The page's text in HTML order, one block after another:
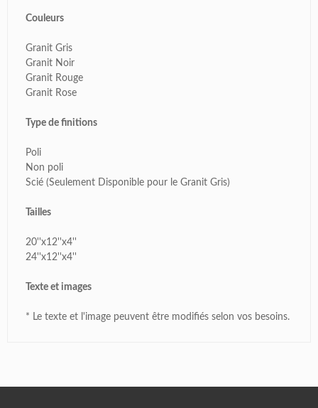
Couleurs
Granit Gris
Granit Noir
Granit Rouge
Granit Rose
Type de finitions
Poli
Non poli
Scié (Seulement Disponible pour le Granit Gris)
Tailles
20''x12''x4''
24''x12''x4''
Texte et images
* Le texte et l'image peuvent être modifiés selon vos besoins.